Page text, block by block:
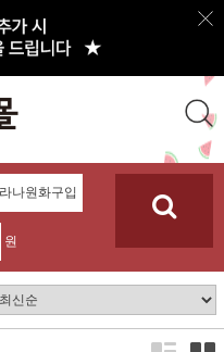
원